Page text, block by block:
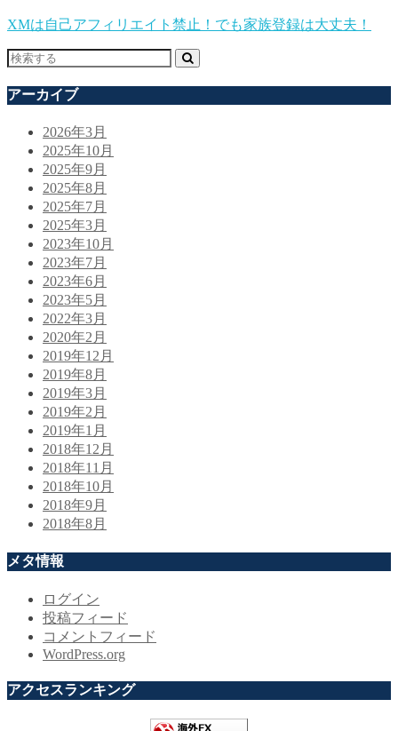
XMは自己アフィリエイト禁止！でも家族登録は大丈夫！
アーカイブ
2026年3月
2025年10月
2025年9月
2025年8月
2025年7月
2025年3月
2023年10月
2023年7月
2023年6月
2023年5月
2022年3月
2020年2月
2019年12月
2019年8月
2019年3月
2019年2月
2019年1月
2018年12月
2018年11月
2018年10月
2018年9月
2018年8月
メタ情報
ログイン
投稿フィード
コメントフィード
WordPress.org
アクセスランキング